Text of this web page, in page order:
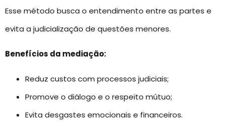
Esse método busca o entendimento entre as partes e
evita a judicialização de questões menores.
Benefícios da mediação:
Reduz custos com processos judiciais;
Promove o diálogo e o respeito mútuo;
Evita desgastes emocionais e financeiros.